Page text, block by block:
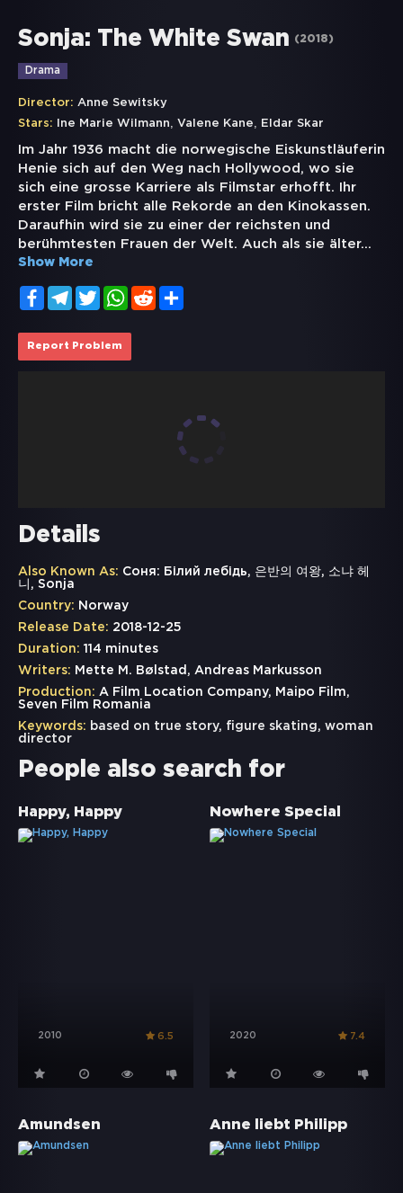
Sonja: The White Swan (2018)
Drama
Director: Anne Sewitsky
Stars: Ine Marie Wilmann, Valene Kane, Eldar Skar
Im Jahr 1936 macht die norwegische Eiskunstläuferin
Henie sich auf den Weg nach Hollywood, wo sie
sich eine grosse Karriere als Filmstar erhofft. Ihr
erster Film bricht alle Rekorde an den Kinokassen.
Daraufhin wird sie zu einer der reichsten und
berühmtesten Frauen der Welt. Auch als sie älter...
Show More
FacebookTelegramTwitterWhatsApp
Reddit
Report Problem
Details
Also Known As: Соня: Білий лебідь, 은반의 여왕, 소냐 헤
니, Sonja
Country: Norway
Release Date: 2018-12-25
Duration: 114 minutes
Writers: Mette M. Bølstad, Andreas Markusson
Production: A Film Location Company, Maipo Film,
Seven Film Romania
Keywords: based on true story, figure skating , woman
director
People also search for
Happy, Happy
2010 6.5
Nowhere Special
2020 7.4
Amundsen Anne liebt Philipp